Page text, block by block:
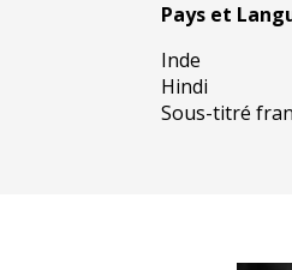
Pays et
Inde
Hindi
Sous-titré